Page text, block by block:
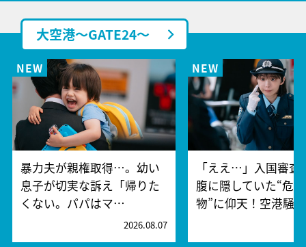
大空港～GATE24～
暴力夫が親権取得…。幼い
息子が切実な訴え「帰りた
くない。パパはマ…
2026.08.07
「ええ…」入国審査
腹に隠していた“危
物”に仰天！空港騒